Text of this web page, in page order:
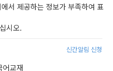
서 제공하는 정보가 부족하여 표
시오.
신간알림 신청
어교재